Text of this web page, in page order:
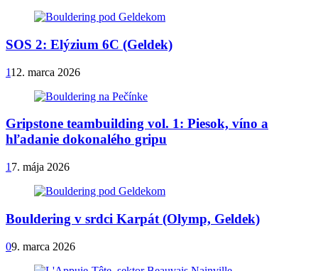
SOS 2: Elýzium 6C (Geldek)
112. marca 2026
Gripstone teambuilding vol. 1: Piesok, víno a
hľadanie dokonalého gripu
1 7. mája 2026
Bouldering v srdci Karpát (Olymp, Geldek)
09. marca 2026